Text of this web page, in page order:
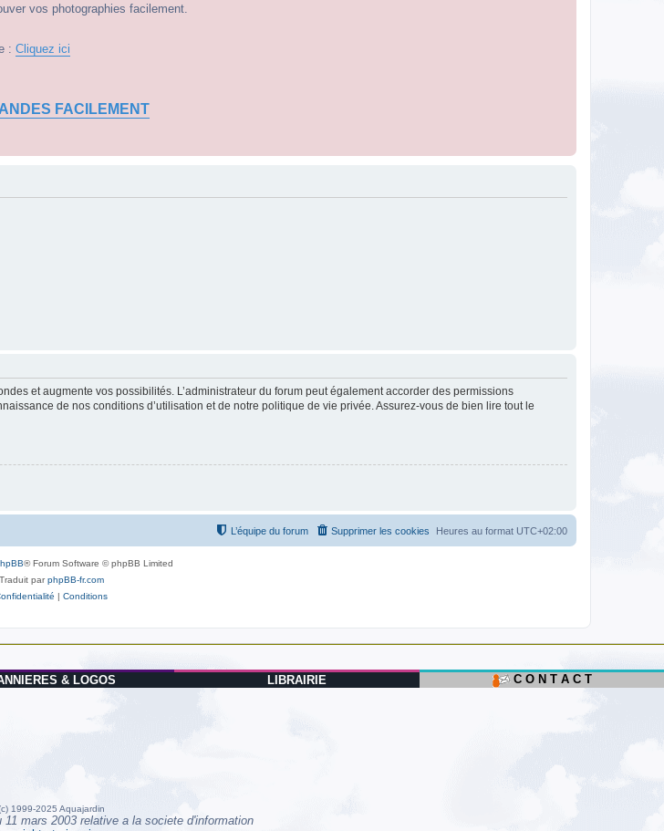
vos photographies facilement.
: Cliquez ici
FACILEMENT
et augmente vos possibilités. L’administrateur du forum peut également accorder des permissions
de nos conditions d’utilisation et de notre politique de vie privée. Assurez-vous de bien lire tout le
Heures au format UTC+02:00
Supprimer les cookies
L’équipe du forum
® Forum Software © phpBB Limited
Traduit parphpBB-fr.com
| Conditions
& LOGOS LIBRAIRIE C O N T A C T
1999-2025 Aquajardin
mars 2003 relative a la societe d'information